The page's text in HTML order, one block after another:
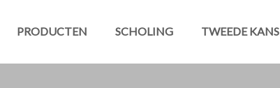
PRODUCTEN SCHOLING TWEEDE KANS